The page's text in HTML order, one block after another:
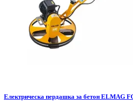
Електрическа пердашка за бетон ELMAG